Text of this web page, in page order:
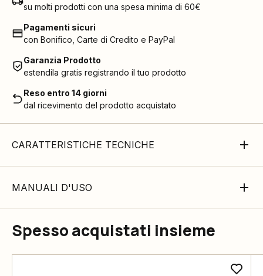
su molti prodotti con una spesa minima di 60€
Pagamenti sicuri
con Bonifico, Carte di Credito e PayPal
Garanzia Prodotto
estendila gratis registrando il tuo prodotto
Reso entro 14 giorni
dal ricevimento del prodotto acquistato
CARATTERISTICHE TECNICHE
MANUALI D'USO
Spesso acquistati insieme